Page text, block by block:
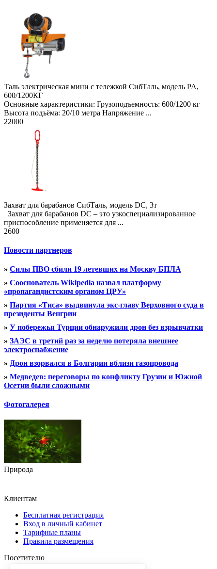
Таль электрическая мини с тележкой СибТаль, модель PA,
600/1200КГ
Основные характеристики: Грузоподъемность: 600/1200 кг
Высота подъёма: 20/10 метра Напряжение ...
22000
Захват для барабанов СибТаль, модель DC, 3т
Захват для барабанов DC – это узкоспециализированное
приспособление применяется для ...
2600
Новости партнеров
» Силы ПВО сбили 19 летевших на Москву БПЛА
» Сооснователь Wikipedia назвал платформу
«пропагандистским органом ЦРУ»
» Партия «Тиса» выдвинула экс-главу Верховного суда в
президенты Венгрии
» У побережья Турции обнаружили дрон без взрывчатки
» ЗАЭС в третий раз за неделю потеряла внешнее
электроснабжение
» Дрон взорвался в Болгарии вблизи газопровода
» Медведев: переговоры по конфликту Грузии и Южной
Осетии были сложными
Фотогалерея
Природа
Клиентам
Бесплатная регистрация
Вход в личный кабинет
Тарифные планы
Правила размещения
Посетителю